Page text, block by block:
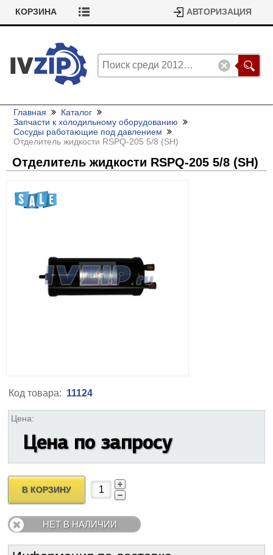
КОРЗИНА АВТОРИЗАЦИЯ
Главная
Каталог
Запчасти к холодильному оборудованию
Сосуды работающие под давлением
Отделитель жидкости RSPQ-205 5/8 (SH)
Отделитель жидкости RSPQ-205 5/8 (SH)
Код товара: 11124
Цена:
Цена по запросу
В КОРЗИНУ
НЕТ В НАЛИЧИИ